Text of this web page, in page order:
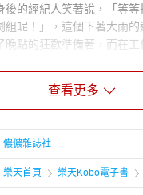
後的經紀人笑著說，「等
組呢！」，這個下著大雨
晚點的狂歡準備著，而在工
成熟未滿
藏，以戲劇《狼王子》在
以一個無懼的性格展現愛情
查看更多
儂儂雜誌社
樂天首頁 樂天Kobo電子書